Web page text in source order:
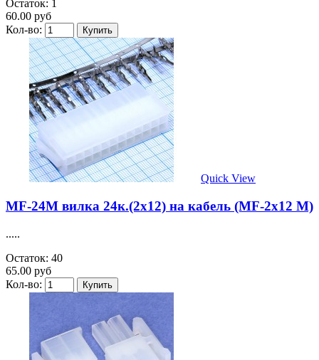
Остаток: 1
60.00 руб
Кол-во:
Quick View
MF-24M вилка 24к.(2х12) на кабель (MF-2x12 M)
.....
Остаток: 40
65.00 руб
Кол-во: